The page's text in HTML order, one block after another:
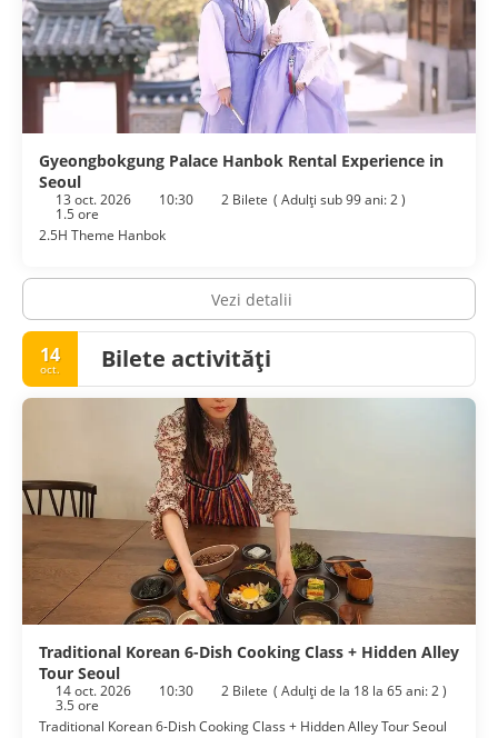
Gyeongbokgung Palace Hanbok Rental Experience in
Seoul
13 oct. 2026 10:30 2 Bilete ( Adulţi sub 99 ani: 2)
1.5 ore
2.5H Theme Hanbok
Vezi detalii
14
oct. Bilete activități
Traditional Korean 6-Dish Cooking Class + Hidden Alley
Tour Seoul
14 oct. 2026 10:30 2 Bilete ( Adulţi de la 18 la 65 ani: 2)
3.5 ore
Traditional Korean 6-Dish Cooking Class + Hidden Alley Tour Seoul